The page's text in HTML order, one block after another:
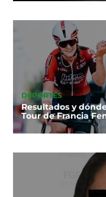
DEPORTES
Resultados y
Tour de Francia